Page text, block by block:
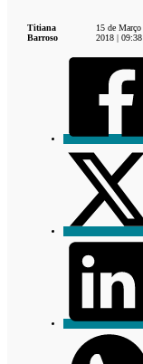
Titiana
Barroso
15 de Março
2018 | 09:38